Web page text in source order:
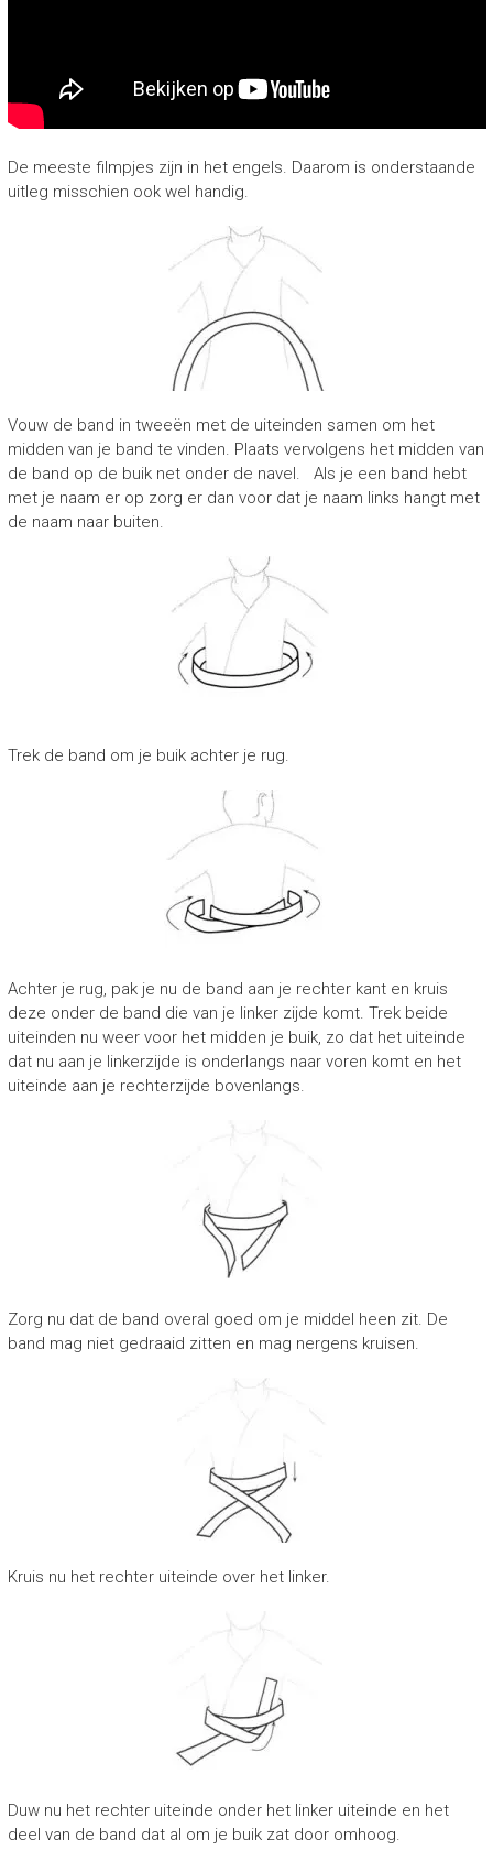
De meeste filmpjes zijn in het engels. Daarom is onderstaande
uitleg misschien ook wel handig.
Vouw de band in tweeën met de uiteinden samen om het
midden van je band te vinden. Plaats vervolgens het midden van
de band op de buik net onder de navel. Als je een band hebt
met je naam er op zorg er dan voor dat je naam links hangt met
de naam naar buiten.
Trek de band om je buik achter je rug.
Achter je rug, pak je nu de band aan je rechter kant en kruis
deze onder de band die van je linker zijde komt. Trek beide
uiteinden nu weer voor het midden je buik, zo dat het uiteinde
dat nu aan je linkerzijde is onderlangs naar voren komt en het
uiteinde aan je rechterzijde bovenlangs.
Zorg nu dat de band overal goed om je middel heen zit. De
band mag niet gedraaid zitten en mag nergens kruisen.
Kruis nu het rechter uiteinde over het linker.
Duw nu het rechter uiteinde onder het linker uiteinde en het
deel van de band dat al om je buik zat door omhoog.